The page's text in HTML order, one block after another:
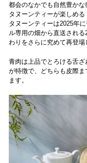
都会のなかでも自然豊か
タヌーンティーが楽しめ
タヌーンティーは2025年
ル専用の畑から直送され
わりをさらに究めて再登場
青肉は上品でとろける舌
が特徴で、どちらも皮際
ます。